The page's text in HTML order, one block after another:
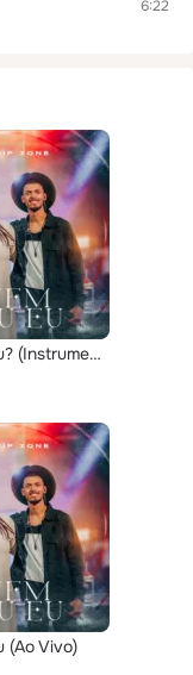
6:22
Quem Sou Eu? (Instrumental)
(Ao Vivo)